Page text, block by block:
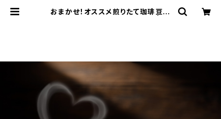
おまかせ！オススメ煎りたて珈琲豆定